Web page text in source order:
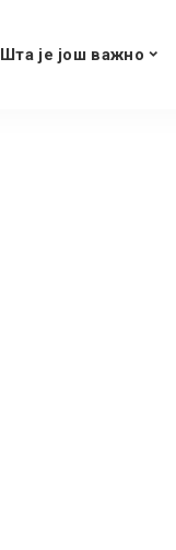
Шта је још важно